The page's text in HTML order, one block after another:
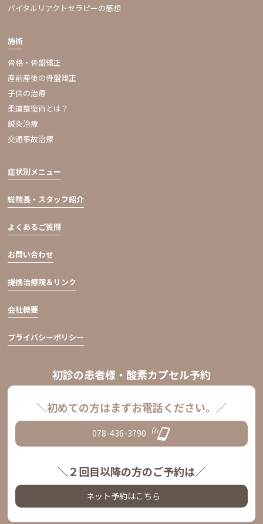
バイタルリアクトセラピーの感想
施術
骨格・骨盤矯正
産前産後の骨盤矯正
子供の治療
柔道整復術とは？
鍼灸治療
交通事故治療
症状別メニュー
総院長・スタッフ紹介
よくあるご質問
お問い合わせ
提携治療院＆リンク
会社概要
プライバシーポリシー
初診の患者様・酸素カプセル予約
＼初めての方はまずお電話ください。／
078-436-3790
＼２回目以降の方のご予約は／
ネット予約はこちら